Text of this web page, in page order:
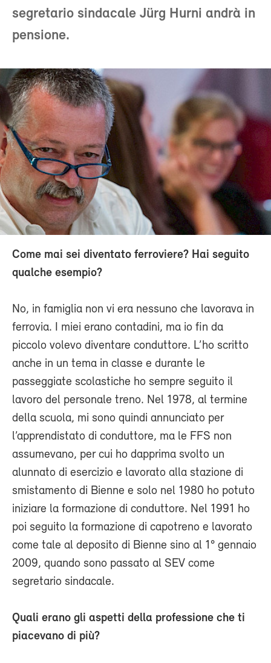
segretario sindacale Jürg Hurni andrà in
pensione.
Come mai sei diventato ferroviere? Hai seguito
qualche esempio?
No, in famiglia non vi era nessuno che lavorava in
ferrovia. I miei erano contadini, ma io fin da
piccolo volevo diventare conduttore. L’ho scritto
anche in un tema in classe e durante le
passeggiate scolastiche ho sempre seguito il
lavoro del personale treno. Nel 1978, al termine
della scuola, mi sono quindi annunciato per
l’apprendistato di conduttore, ma le FFS non
assumevano, per cui ho dapprima svolto un
alunnato di esercizio e lavorato alla stazione di
smistamento di Bienne e solo nel 1980 ho potuto
iniziare la formazione di conduttore. Nel 1991 ho
poi seguito la formazione di capotreno e lavorato
come tale al deposito di Bienne sino al 1° gennaio
2009, quando sono passato al SEV come
segretario sindacale.
Quali erano gli aspetti della professione che ti
piacevano di più?